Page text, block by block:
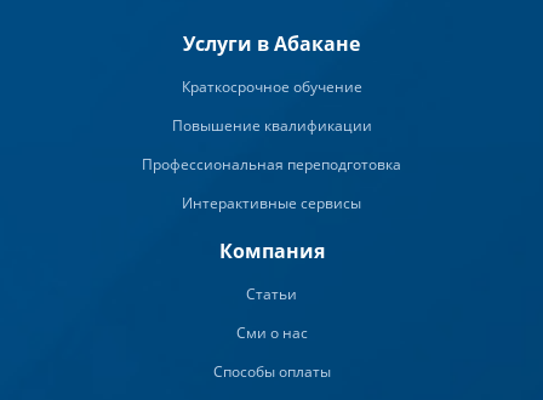
Услуги в Абакане
Краткосрочное обучение
Повышение квалификации
Профессиональная переподготовка
Интерактивные сервисы
Компания
Статьи
Сми о нас
Способы оплаты